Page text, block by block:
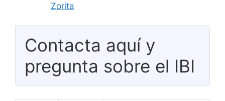
Zorita
Contacta aquí y
pregunta sobre el IBI